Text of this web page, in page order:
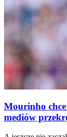
Mourinho
mediów